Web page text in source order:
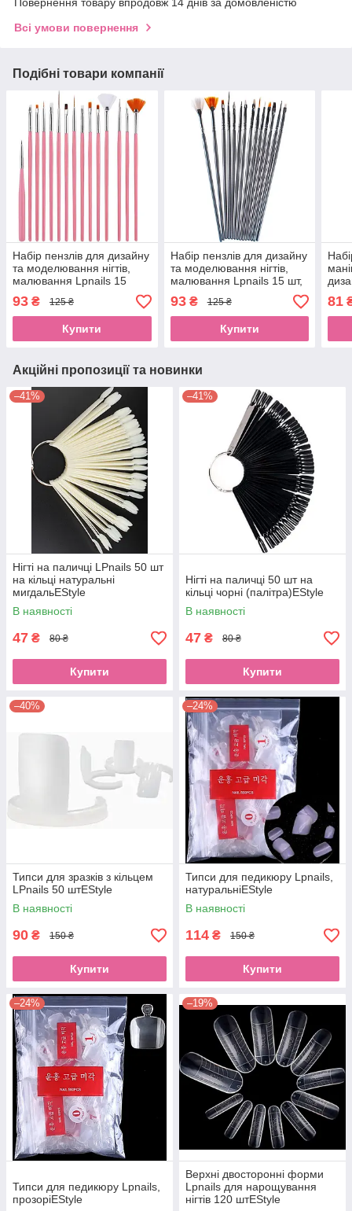
Повернення товару впродовж 14 днів за домовленістю
Всі умови повернення
Подібні товари компанії
Набір пензлів для дизайну
та моделювання нігтів,
малювання Lpnails 15
93 ₴ 125 ₴
Купити
Набір пензлів для дизайну
та моделювання нігтів,
малювання Lpnails 15 шт,
93₴ 125 ₴
Купити
81
Акційні пропозиції та новинки
–41%
Нігті на паличці LPnails 50 шт
на кільці натуральні
мигдальEStyle
В наявності
47 ₴ 80 ₴
Купити
–41%
Нігті на паличці 50 шт на
кільці чорні (палітра)EStyle
В наявності
47 ₴ 80 ₴
Купити
–40%
Типси для зразків з кільцем
LPnails 50 штEStyle
В наявності
90 ₴ 150 ₴
Купити
–24%
Типси для педикюру Lpnails,
натуральніEStyle
В наявності
114 ₴ 150 ₴
Купити
–24%
Типси для педикюру Lpnails,
прозоріEStyle
–19%
Верхні двосторонні форми
Lpnails для нарощування
нігтів 120 штEStyle